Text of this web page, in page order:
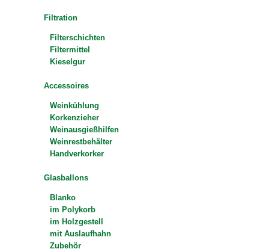
Filtration
Filterschichten
Filtermittel
Kieselgur
Accessoires
Weinkühlung
Korkenzieher
Weinausgießhilfen
Weinrestbehälter
Handverkorker
Glasballons
Blanko
im Polykorb
im Holzgestell
mit Auslaufhahn
Zubehör